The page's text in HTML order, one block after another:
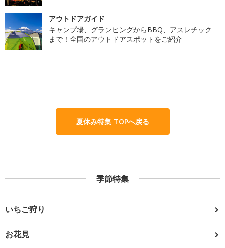
アウトドアガイド
キャンプ場、グランピングからBBQ、アスレチック
まで！全国のアウトドアスポットをご紹介
夏休み特集 TOPへ戻る
季節特集
いちご狩り
お花見